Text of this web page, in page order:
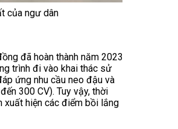
của ngư dân
đã hoàn thành năm 2023
trình đi vào khai thác sử
ứng nhu cầu neo đậu và
300 CV). Tuy vậy, thời
xuất hiện các điểm bồi lắng